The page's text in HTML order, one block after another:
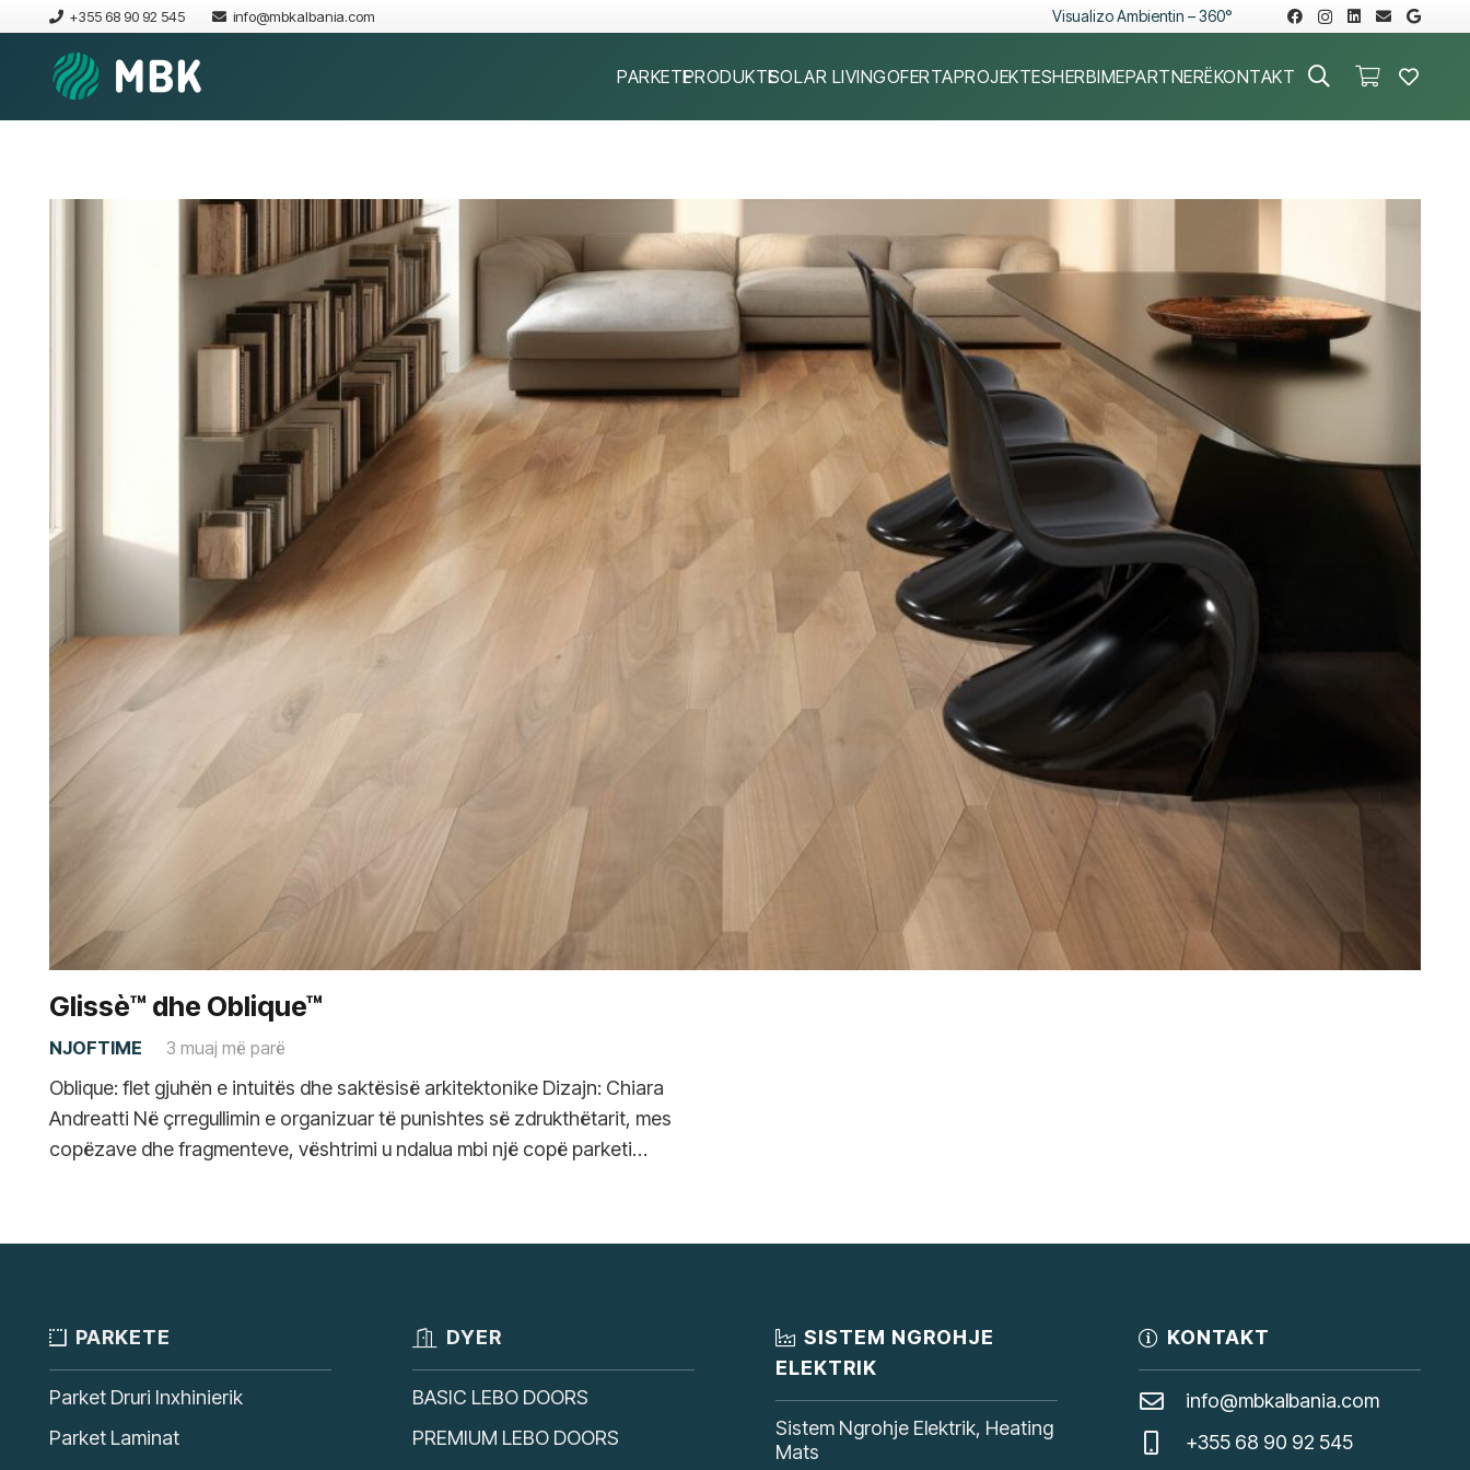
+355 68 90 92 545 info@mbkalbania.com Visualizo Ambientin – 360°
PARKETEPRODUKTESOLAR LIVINGOFERTAPROJEKTESHERBIMEPARTNERËKONTAKT
Glissè™ dhe Oblique™
NJOFTIME 3 muaj më parë
Oblique: flet gjuhën e intuitës dhe saktësisë arkitektonike Dizajn: Chiara
Andreatti Në çrregullimin e organizuar të punishtes së zdrukthëtarit, mes
copëzave dhe fragmenteve, vështrimi u ndalua mbi një copë parketi…
PARKETE
Parket Druri Inxhinierik
Parket Laminat
DYER
BASIC LEBO DOORS
PREMIUM LEBO DOORS
SISTEM NGROHJE
ELEKTRIK
Sistem Ngrohje Elektrik, Heating
Mats
KONTAKT
info@mbkalbania.com
+355 68 90 92 545